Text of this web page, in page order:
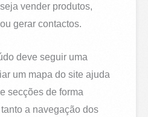
vender produtos,
gerar contactos.
deve seguir uma
um mapa do site ajuda
secções de forma
a navegação dos